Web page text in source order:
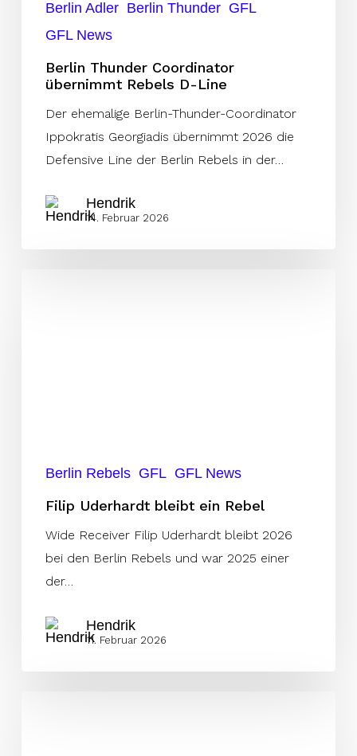
Berlin Adler Berlin Thunder GFL
GFL News
Berlin Thunder Coordinator
übernimmt Rebels D-Line
Der ehemalige Berlin-Thunder-Coordinator
Ippokratis Georgiadis übernimmt 2026 die
Defensive Line der Berlin Rebels in der…
Hendrik
14. Februar 2026
Berlin Rebels GFL GFL News
Filip Uderhardt bleibt ein Rebel
Wide Receiver Filip Uderhardt bleibt 2026
bei den Berlin Rebels und war 2025 einer
der…
Hendrik
11. Februar 2026